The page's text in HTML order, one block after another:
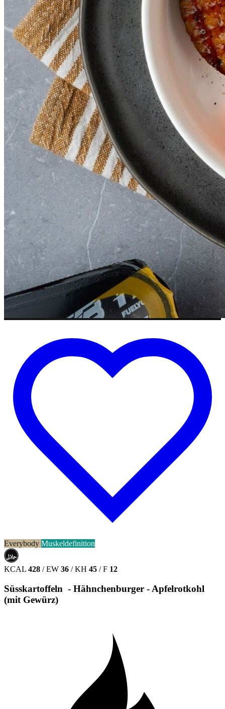
Everybody Muskeldefinition
حلال
HALAL
KCAL 428 / EW 36 / KH 45 / F 12
Süsskartoffeln - Hähnchenburger - Apfelrotkohl
(mit Gewürz)